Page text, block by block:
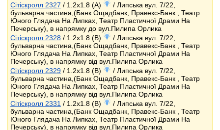
Сітіскролл 2327 / 1.2x1.8 (A)
/ Липська вул. 7/22,
бульварна частина,(Банк Ощадбанк, Правекс-Банк , Театр
Юного Глядача На Липках, Театр Пластичної Драми На
Печерську), в напрямку до вул.Пилипа Орлика
Сітіскролл 2328 / 1.2x1.8 (B)
/ Липська вул. 7/22,
бульварна частина,(Банк Ощадбанк, Правекс-Банк , Театр
Юного Глядача На Липках, Театр Пластичної Драми На
Печерську), в напрямку від вул.Пилипа Орлика
Сітіскролл 2329 / 1.2x1.8 (B)
/ Липська вул. 7/22,
бульварна частина,(Банк Ощадбанк, Правекс-Банк , Театр
Юного Глядача На Липках, Театр Пластичної Драми На
Печерську), в напрямку від вул.Пилипа Орлика
Сітіскролл 2331 / 1.2x1.8 (B)
/ Липська вул. 7/22,
бульварна частина,(Банк Ощадбанк, Правекс-Банк , Театр
Юного Глядача На Липках, Театр Пластичної Драми На
Печерську), в напрямку від вул.Пилипа Орлика